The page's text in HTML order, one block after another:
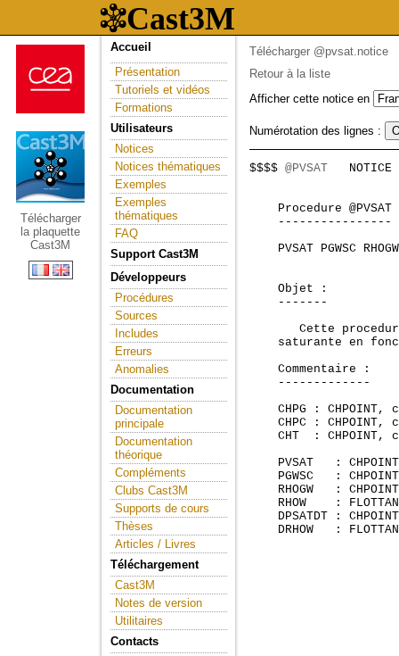
Télécharger
la plaquette
Cast3M
Accueil
Présentation
Tutoriels et vidéos
Formations
Utilisateurs
Notices
Notices thématiques
Exemples
Exemples
thématiques
FAQ
Support Cast3M
Développeurs
Procédures
Sources
Includes
Erreurs
Anomalies
Documentation
Documentation
principale
Documentation
théorique
Compléments
Clubs Cast3M
Supports de cours
Thèses
Articles / Livres
Téléchargement
Cast3M
Notes de version
Utilitaires
Contacts
Télécharger @pvsat.notice
Retour à la liste
Afficher cette notice en
Numérotation des lignes :
$$$$ @PVSAT
    Procedure @PVSAT
    ----------------
PVSAT PGWSC
    Objet :
    -------
Cette
saturante en
    Commentaire :
    -------------
CHPG : CHPOINT,
CHPC : CHPOINT,
CHT  : CHPOINT,
PVSAT   :
PGWSC   :
RHOGW   :
RHOW    :
DPSATDT :
DRHOW   :